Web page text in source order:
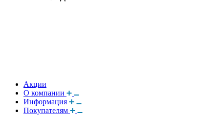
Акции
О компании
Информация
Покупателям